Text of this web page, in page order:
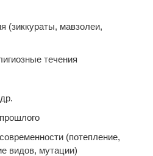
(зиккураты, мавзолеи,
течения
(потепление,
видов, мутации)